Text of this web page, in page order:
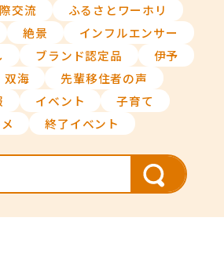
交流
ふるさとワーホリ
絶景
インフルエンサー
ブランド認定品
伊予
双海
先輩移住者の声
イベント
子育て
終了イベント